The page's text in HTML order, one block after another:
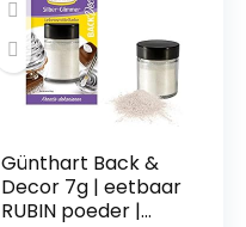
Günthart Back &
Decor 7g | eetbaar
RUBIN poeder |